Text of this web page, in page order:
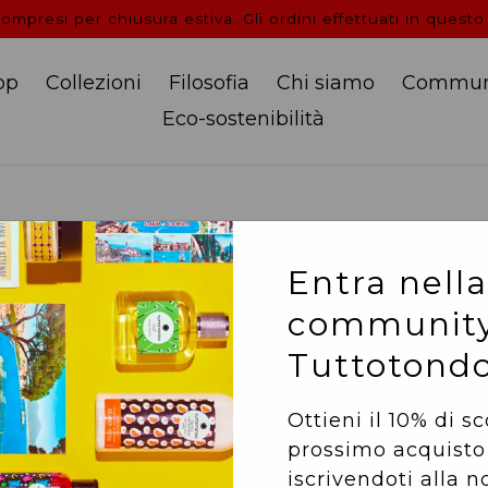
per chiusura estiva. Gli ordini effettuati in
Collezioni Filosofia Chi siamo
Eco-sostenibilità
100 ml
FAMIGLIA
TESTA:noce
Entra nella
Ottieni il 10% di
prossimo
iscrivendoti alla